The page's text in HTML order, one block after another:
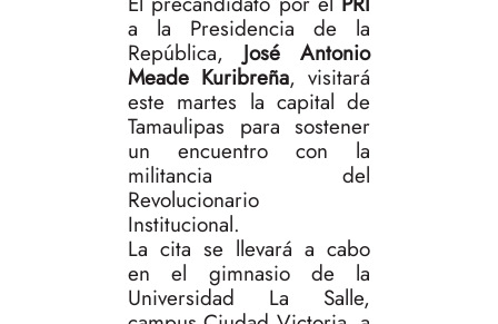
a la Presidencia de la
República, José Antonio
Meade Kuribreña, visitará
este martes la capital de
Tamaulipas para sostener
un encuentro con la
militancia del
Revolucionario
Institucional.
La cita se llevará a cabo
en el gimnasio de la
Universidad La Salle,